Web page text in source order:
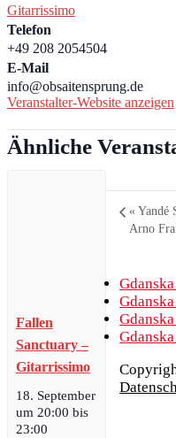
Gitarrissimo
Telefon
+49 208 2054504
E-Mail
info@obsaitensprung.de
Veranstalter-Website anzeigen
Ähnliche
Fallen
Sanctuary –
Gitarrissimo
18. September
um 20:00 bis
23:00
« Yandé
Arno